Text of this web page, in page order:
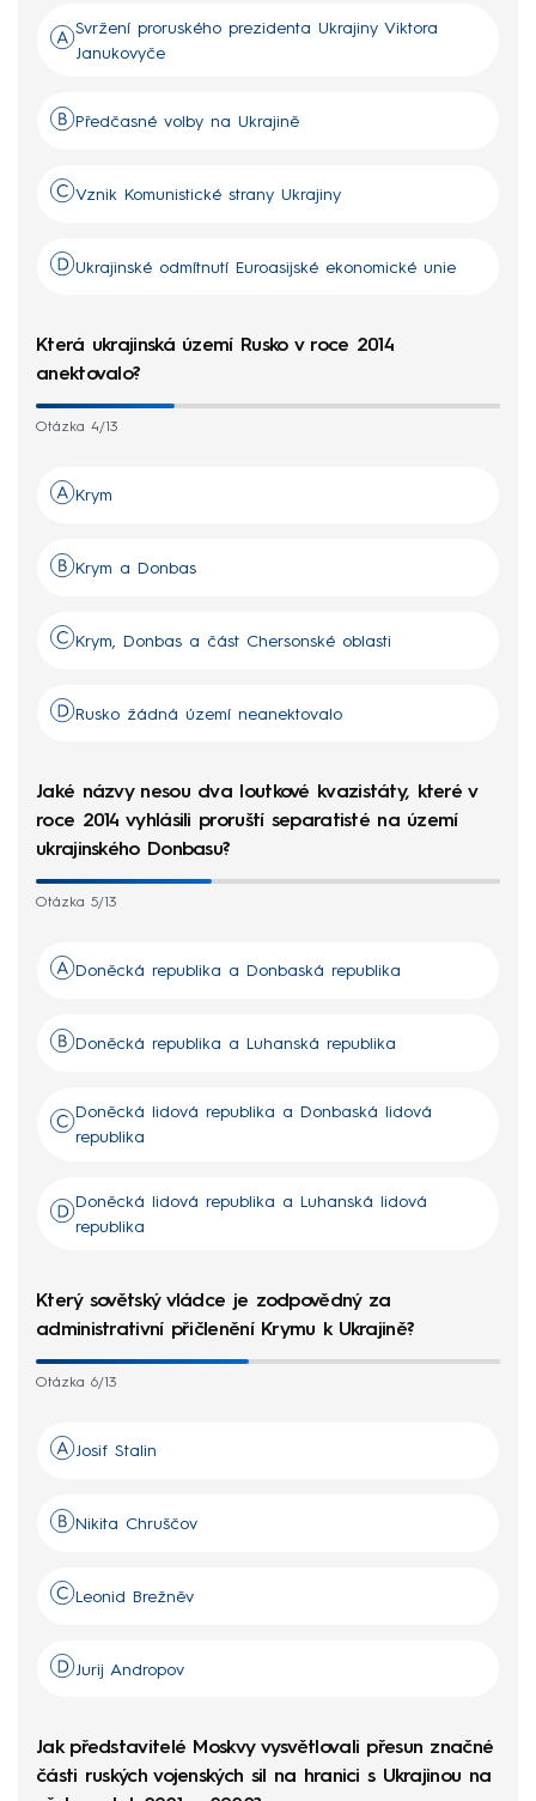
Svržení proruského prezidenta Ukrajiny Viktora
Janukovyče
Předčasné volby na Ukrajině
Vznik Komunistické strany Ukrajiny
Ukrajinské odmítnutí Euroasijské ekonomické unie
Která ukrajinská území Rusko v roce 2014
anektovalo?
Otázka 4/13
Krym
Krym a Donbas
Krym, Donbas a část Chersonské oblasti
Rusko žádná území neanektovalo
Jaké názvy nesou dva loutkové kvazistáty, které v
roce 2014 vyhlásili proruští separatisté na území
ukrajinského Donbasu?
Otázka 5/13
Doněcká republika a Donbaská republika
Doněcká republika a Luhanská republika
Doněcká lidová republika a Donbaská lidová
republika
Doněcká lidová republika a Luhanská lidová
republika
Který sovětský vládce je zodpovědný za
administrativní přičlenění Krymu k Ukrajině?
Otázka 6/13
Josif Stalin
Nikita Chruščov
Leonid Brežněv
Jurij Andropov
Jak představitelé Moskvy vysvětlovali přesun značné
části ruských vojenských sil na hranici s Ukrajinou na